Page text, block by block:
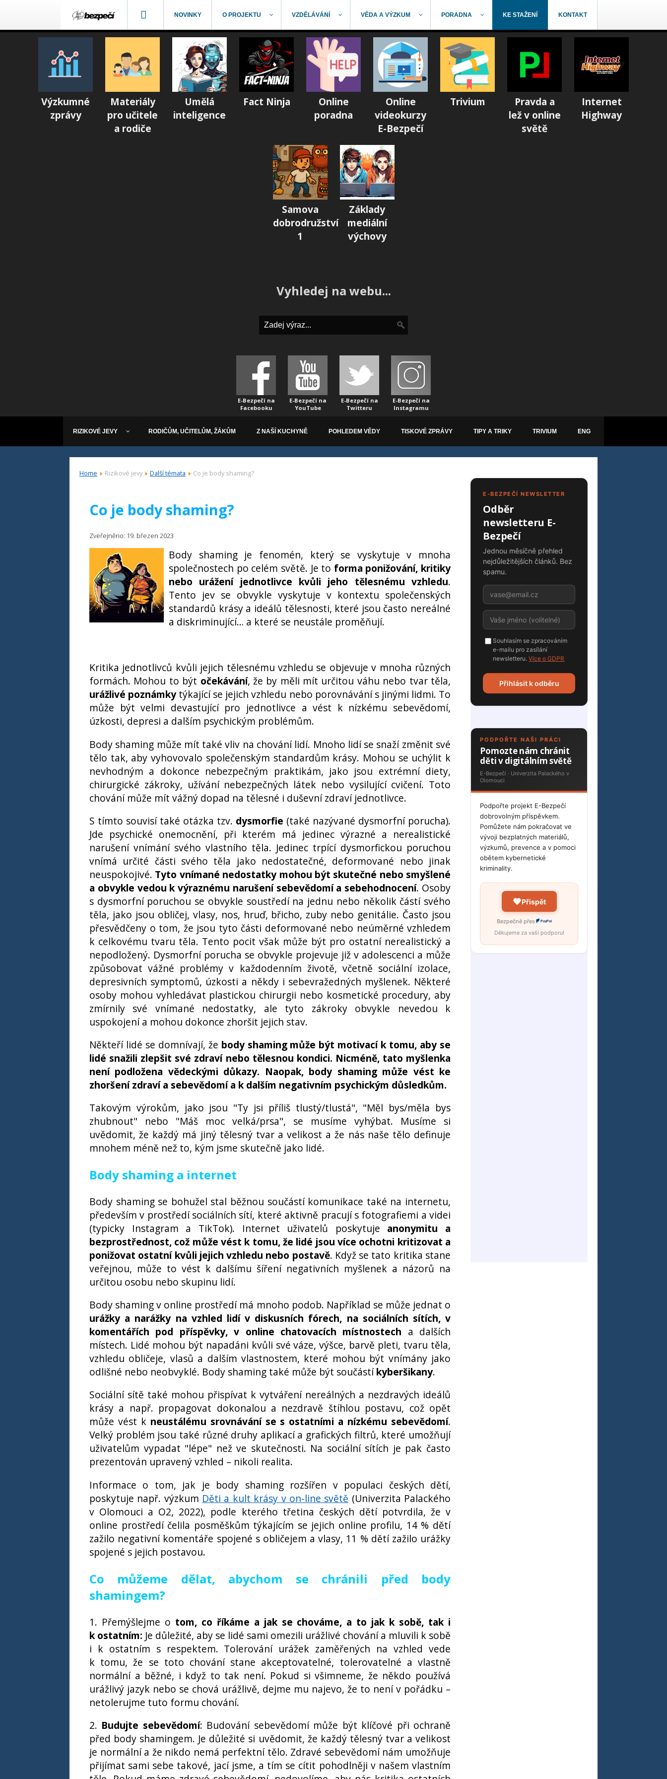
NOVINKY O PROJEKTU VZDĚLÁVÁNÍ VĚDA A VÝZKUM PORADNA KE STAŽENÍ KONTAKT
Výzkumné
zprávy
Materiály
pro učitele
a rodiče
Umělá
inteligence
Fact Ninja
Online
poradna
Online
videokurzy
E-Bezpečí
Trivium
Pravda a
lež v online
světě
Internet
Highway
Samova
dobrodružství
1
Základy
mediální
výchovy
Vyhledej na webu...
E-Bezpečí na
Facebooku
E-Bezpečí na
YouTube
E-Bezpečí na
Twitteru
E-Bezpečí na
Instagramu
RIZIKOVÉ JEVY RODIČŮM, UČITELŮM, ŽÁKŮM Z NAŠÍ KUCHYNĚ POHLEDEM VĚDY TISKOVÉ ZPRÁVY TIPY A TRIKY TRIVIUM ENG
Home Rizikové jevy Další témata Co je body shaming?
E-BEZPEČÍ NEWSLETTER
Odběr
newsletteru E-
Bezpečí
Jednou měsíčně přehled
nejdůležitějších článků. Bez
spamu.
Souhlasím se zpracováním
e-mailu pro zasílání
newsletteru.Více o GDPR
Přihlásit k odběru
PODPOŘTE NAŠI PRÁCI
Pomozte nám chránit
děti v digitálním světě
E-Bezpečí · Univerzita Palackého v
Olomouci
Podpořte projekt E-Bezpečí
dobrovolným příspěvkem.
Pomůžete nám pokračovat ve
vývoji bezplatných materiálů,
výzkumů, prevence a v pomoci
obětem kybernetické
kriminality.
Přispět
Bezpečně přes PayPal
Děkujeme za vaši podporu!
Co je body shaming?
Zveřejněno: 19. březen 2023
Body shaming je fenomén, který se vyskytuje v mnoha
společnostech po celém světě. Je to forma ponižování, kritiky
nebo urážení jednotlivce kvůli jeho tělesnému vzhledu.
Tento jev se obvykle vyskytuje v kontextu společenských
standardů krásy a ideálů tělesnosti, které jsou často nereálné
a diskriminující… a které se neustále proměňují.
Kritika jednotlivců kvůli jejich tělesnému vzhledu se objevuje v mnoha různých
formách. Mohou to být očekávání, že by měli mít určitou váhu nebo tvar těla,
urážlivé poznámkytýkající se jejich vzhledu nebo porovnávání s jinými lidmi. To
může být velmi devastující pro jednotlivce a vést k nízkému sebevědomí,
úzkosti, depresi a dalším psychickým problémům.
Body shaming může mít také vliv na chování lidí. Mnoho lidí se snaží změnit své
tělo tak, aby vyhovovalo společenským standardům krásy. Mohou se uchýlit k
nevhodným a dokonce nebezpečným praktikám, jako jsou extrémní diety,
chirurgické zákroky, užívání nebezpečných látek nebo vysilující cvičení. Toto
chování může mít vážný dopad na tělesné i duševní zdraví jednotlivce.
S tímto souvisí také otázka tzv. dysmorfie (také nazývané dysmorfní porucha).
Jde psychické onemocnění, při kterém má jedinec výrazné a nerealistické
narušení vnímání svého vlastního těla. Jedinec trpící dysmorfickou poruchou
vnímá určité části svého těla jako nedostatečné, deformované nebo jinak
neuspokojivé. Tyto vnímané nedostatky mohou být skutečné nebo smyšlené
a obvykle vedou k výraznému narušení sebevědomí a sebehodnocení. Osoby
s dysmorfní poruchou se obvykle soustředí na jednu nebo několik částí svého
těla, jako jsou obličej, vlasy, nos, hruď, břicho, zuby nebo genitálie. Často jsou
přesvědčeny o tom, že jsou tyto části deformované nebo neúměrné vzhledem
k celkovému tvaru těla. Tento pocit však může být pro ostatní nerealistický a
nepodložený. Dysmorfní porucha se obvykle projevuje již v adolescenci a může
způsobovat vážné problémy v každodenním životě, včetně sociální izolace,
depresivních symptomů, úzkosti a někdy i sebevražedných myšlenek. Některé
osoby mohou vyhledávat plastickou chirurgii nebo kosmetické procedury, aby
zmírnily své vnímané nedostatky, ale tyto zákroky obvykle nevedou k
uspokojení a mohou dokonce zhoršit jejich stav.
Někteří lidé se domnívají, že body shaming může být motivací k tomu, aby se
lidé snažili zlepšit své zdraví nebo tělesnou kondici. Nicméně, tato myšlenka
není podložena vědeckými důkazy. Naopak, body shaming může vést ke
zhoršení zdraví a sebevědomí a k dalším negativním psychickým důsledkům.
Takovým výrokům, jako jsou "Ty jsi příliš tlustý/tlustá", "Měl bys/měla bys
zhubnout" nebo "Máš moc velká/prsa", se musíme vyhýbat. Musíme si
uvědomit, že každý má jiný tělesný tvar a velikost a že nás naše tělo definuje
mnohem méně než to, kým jsme skutečně jako lidé.
Body shaming a internet
Body shaming se bohužel stal běžnou součástí komunikace také na internetu,
především v prostředí sociálních sítí, které aktivně pracují s fotografiemi a videi
(typicky Instagram a TikTok). Internet uživatelů poskytuje anonymitu a
bezprostřednost, což může vést k tomu, že lidé jsou více ochotni kritizovat a
ponižovat ostatní kvůli jejich vzhledu nebo postavě. Když se tato kritika stane
veřejnou, může to vést k dalšímu šíření negativních myšlenek a názorů na
určitou osobu nebo skupinu lidí.
Body shaming v online prostředí má mnoho podob. Například se může jednat o
urážky a narážky na vzhled lidí v diskusních fórech, na sociálních sítích, v
komentářích pod příspěvky, v online chatovacích místnostech a dalších
místech. Lidé mohou být napadáni kvůli své váze, výšce, barvě pleti, tvaru těla,
vzhledu obličeje, vlasů a dalším vlastnostem, které mohou být vnímány jako
odlišné nebo neobvyklé. Body shaming také může být součástíkyberšikany.
Sociální sítě také mohou přispívat k vytváření nereálných a nezdravých ideálů
krásy a např. propagovat dokonalou a nezdravě štíhlou postavu, což opět
může vést k neustálému srovnávání se s ostatními a nízkému sebevědomí.
Velký problém jsou také různé druhy aplikací a grafických filtrů, které umožňují
uživatelům vypadat "lépe" než ve skutečnosti. Na sociální sítích je pak často
prezentován upravený vzhled – nikoli realita.
Informace o tom, jak je body shaming rozšířen v populaci českých dětí,
poskytuje např. výzkum Děti a kult krásy v on-line světě (Univerzita Palackého
v Olomouci a O2, 2022), podle kterého třetina českých dětí potvrdila, že v
online prostředí čelila posměškům týkajícím se jejich online profilu, 14 % dětí
zažilo negativní komentáře spojené s obličejem a vlasy, 11 % dětí zažilo urážky
spojené s jejich postavou.
Co můžeme dělat, abychom se chránili před body
shamingem?
1. Přemýšlejme o tom, co říkáme a jak se chováme, a to jak k sobě, tak i
k ostatním: Je důležité, aby se lidé sami omezili urážlivé chování a mluvili k sobě
i k ostatním s respektem. Tolerování urážek zaměřených na vzhled vede
k tomu, že se toto chování stane akceptovatelné, tolerovatelné a vlastně
normální a běžné, i když to tak není. Pokud si všimneme, že někdo používá
urážlivý jazyk nebo se chová urážlivě, dejme mu najevo, že to není v pořádku –
netolerujme tuto formu chování.
2. Budujte sebevědomí: Budování sebevědomí může být klíčové při ochraně
před body shamingem. Je důležité si uvědomit, že každý tělesný tvar a velikost
je normální a že nikdo nemá perfektní tělo. Zdravé sebevědomí nám umožňuje
přijímat sami sebe takové, jací jsme, a tím se cítit pohodlněji v našem vlastním